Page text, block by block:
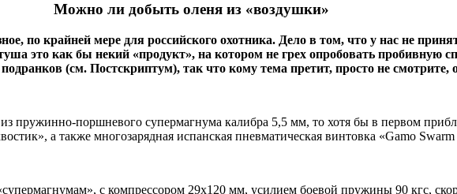
Можно ли добыть оленя из «воздушки»
по крайней мере для российского охотника. Дело в том, что у нас не
это как бы некий «продукт», на котором не грех опробовать пробивную
(см. Постскриптум), так что кому тема претит, просто не
пружинно-поршневого супермагнума калибра 5,5 мм, то хотя бы в первом
а также многозарядная испанская пневматическая винтовка «Gamo
с компрессором 29х120 мм, усилием боевой пружины 90 кгс,